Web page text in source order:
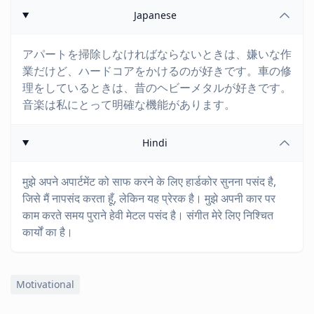
Japanese
アパートを掃除しなければならないときは、嫌いな作
業だけど、ハードコアをかけるのが好きです。車の修
理をしているときは、昔のヘビーメタルが好きです。
音楽は私にとって明確な機能があります。
Hindi
मुझे अपने अपार्टमेंट को साफ करने के लिए हार्डकोर सुनना पसंद है,
जिसे मैं नापसंद करता हूँ, लेकिन यह प्रेरक है। मुझे अपनी कार पर
काम करते समय पुराने हेवी मेटल पसंद है। संगीत मेरे लिए निश्चित
कार्यों का है।
Motivational